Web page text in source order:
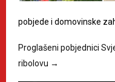
pobjede i domovinske
Proglašeni pobjednici
ribolovu →